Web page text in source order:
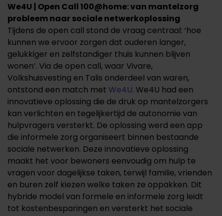
We4U | Open Call 100@home: van mantelzorg
probleem naar sociale netwerkoplossing
Tijdens de open call stond de vraag centraal: ‘hoe
kunnen we ervoor zorgen dat ouderen langer,
gelukkiger en zelfstandiger thuis kunnen blijven
wonen’. Via de open call, waar Vivare,
Volkshuisvesting en Talis onderdeel van waren,
ontstond een match met We4U. We4U had een
innovatieve oplossing die de druk op mantelzorgers
kan verlichten en tegelijkertijd de autonomie van
hulpvragers versterkt. De oplossing werd een app
die informele zorg organiseert binnen bestaande
sociale netwerken. Deze innovatieve oplossing
maakt het voor bewoners eenvoudig om hulp te
vragen voor dagelijkse taken, terwijl familie, vrienden
en buren zelf kiezen welke taken ze oppakken. Dit
hybride model van formele en informele zorg leidt
tot kostenbesparingen en versterkt het sociale